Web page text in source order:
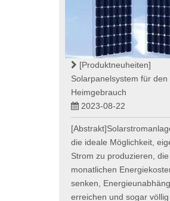
[Produktneuheiten]
Solarpanelsystem für den
Heimgebrauch
2023-08-22
die ideale Möglichkeit,
Strom zu produzieren, die
monatlichen
senken,
erreichen und sogar